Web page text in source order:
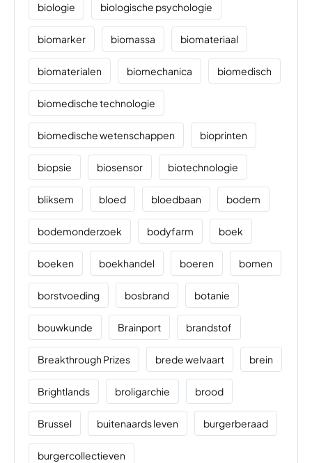
biologie biologische psychologie
biomarker biomassa biomateriaal
biomaterialen biomechanica biomedisch
biomedische technologie
biomedische wetenschappen bioprinten
biopsie biosensor biotechnologie
bliksem bloed bloedbaan bodem
bodemonderzoek bodyfarm boek
boeken boekhandel boeren bomen
borstvoeding bosbrand botanie
bouwkunde Brainport brandstof
Breakthrough Prizes brede welvaart brein
Brightlands broligarchie brood
Brussel buitenaards leven burgerberaad
burgercollectieven